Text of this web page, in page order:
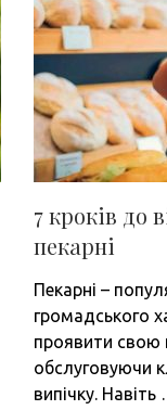
7 кроків до
пекарні
Пекарні –
громадського
проявити свою
обслуговуючи
випічку. Навіть